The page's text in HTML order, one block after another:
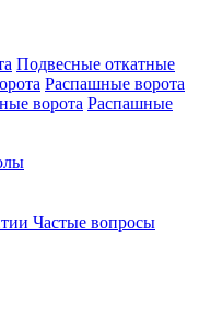
Подвесные откатные
Распашные ворота
ворота Распашные
Частые вопросы